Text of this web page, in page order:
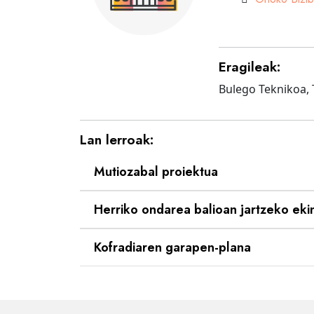
Eragileak:
Bulego Teknikoa,
Lan lerroak:
Mutiozabal proiektua
Herriko ondarea balioan jartzeko
Kofradiaren garapen-plana